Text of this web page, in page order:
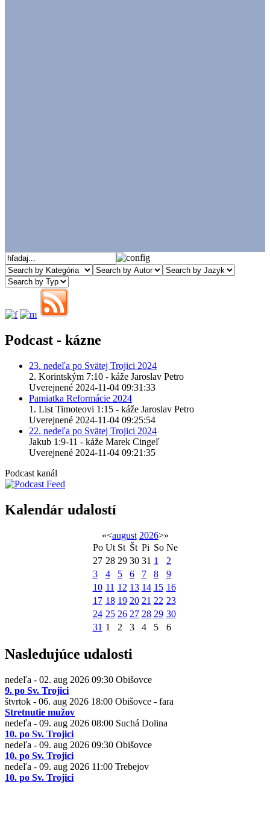
Podcast - kázne
23. nedeľa po Svätej Trojici 2024
2. Korintským 7:10 - káže Jaroslav Petro
Uverejnené 2024-11-04 09:31:33
Pamiatka Reformácie 2024
1. List Timoteovi 1:15 - káže Jaroslav Petro
Uverejnené 2024-11-04 09:25:54
22. nedeľa po Svätej Trojici 2024
Jakub 1:9-11 - káže Marek Cingeľ
Uverejnené 2024-11-04 09:21:35
Podcast kanál
Kalendár udalostí
«<august 2026>»
Po Ut St Št Pi So Ne
27 28 29 30 31 1
2
3
4 5 6 7 8
9
10 11 12 13 14 15 16
17 18 19 20 21 22 23
24 25 26 27 28 29 30
31 1 2 3 4 5 6
Nasledujúce udalosti
nedeľa - 02. aug 2026 09:30 Obišovce
9. po Sv. Trojici
štvrtok - 06. aug 2026 18:00 Obišovce - fara
Stretnutie mužov
nedeľa - 09. aug 2026 08:00 Suchá Dolina
10. po Sv. Trojici
nedeľa - 09. aug 2026 09:30 Obišovce
10. po Sv. Trojici
nedeľa - 09. aug 2026 11:00 Trebejov
10. po Sv. Trojici